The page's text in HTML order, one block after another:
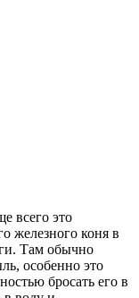
всего это
железного коня в
Там обычно
особенно это
бросать его в